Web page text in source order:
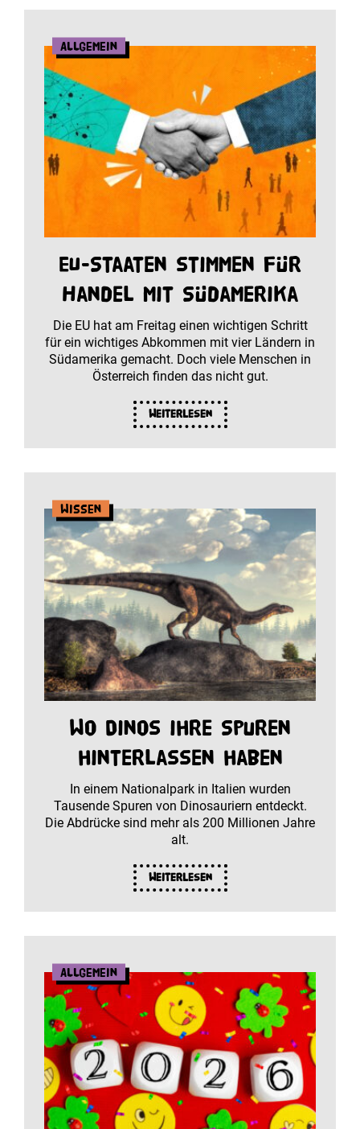
Allgemein
EU-Staaten stimmen für
Handel mit Südamerika
Die EU hat am Freitag einen wichtigen Schritt
für ein wichtiges Abkommen mit vier Ländern in
Südamerika gemacht. Doch viele Menschen in
Österreich finden das nicht gut.
Weiterlesen
Wissen
Wo Dinos ihre Spuren
hinterlassen haben
In einem Nationalpark in Italien wurden
Tausende Spuren von Dinosauriern entdeckt.
Die Abdrücke sind mehr als 200 Millionen Jahre
alt.
Weiterlesen
Allgemein